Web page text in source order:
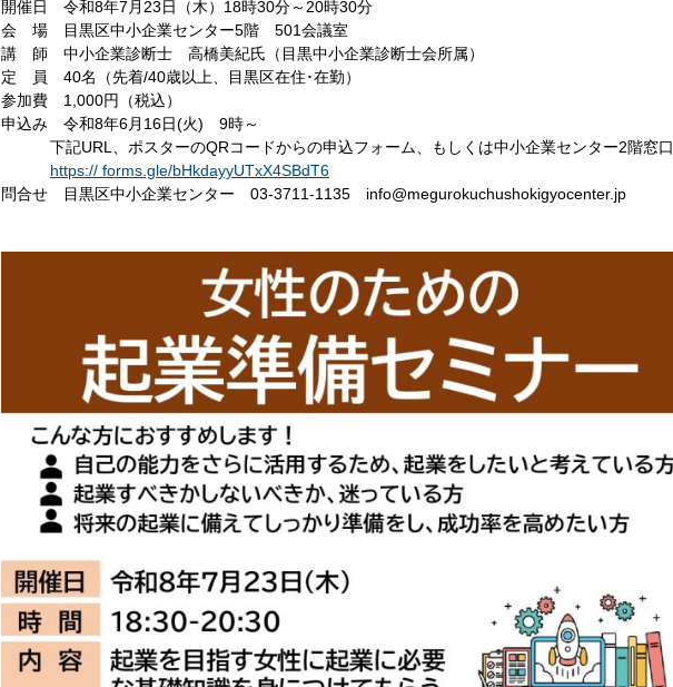
開催日 令和8年7月23日（木）18時30分～20時30分
会 場 目黒区中小企業センター5階 501会議室
講 師 中小企業診断士 高橋美紀氏（目黒中小企業診断士会所属）
定 員 40名（先着/40歳以上、目黒区在住･在勤）
参加費 1,000円（税込）
申込み 令和8年6月16日(火) 9時～
下記URL、ポスターのQRコードからの申込フォーム、もしくは中小企業センター2階窓口
https:// forms.gle/bHkdayyUTxX4SBdT6
問合せ 目黒区中小企業センター 03-3711-1135 info@megurokuchushokigyocenter.jp